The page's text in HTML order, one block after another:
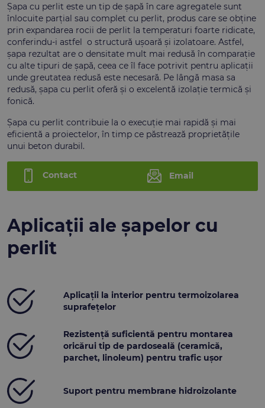
Șapa cu perlit este un tip de șapă în care agregatele sunt
înlocuite parțial sau complet cu perlit, produs care se obține
prin expandarea rocii de perlit la temperaturi foarte ridicate,
conferindu-i astfel o structură ușoară și izolatoare. Astfel,
șapa rezultat are o densitate mult mai redusă în comparație
cu alte tipuri de șapă, ceea ce îl face potrivit pentru aplicații
unde greutatea redusă este necesară. Pe lângă masa sa
redusă, șapa cu perlit oferă și o excelentă izolație termică și
fonică.
Șapa cu perlit contribuie la o execuție mai rapidă și mai
eficientă a proiectelor, în timp ce păstrează proprietățile
unui beton durabil.
Contact Email
Aplicații ale șapelor cu
perlit
Aplicații la interior pentru termoizolarea
suprafețelor
Rezistență suficientă pentru montarea
oricărui tip de pardoseală (ceramică,
parchet, linoleum) pentru trafic ușor
Suport pentru membrane hidroizolante